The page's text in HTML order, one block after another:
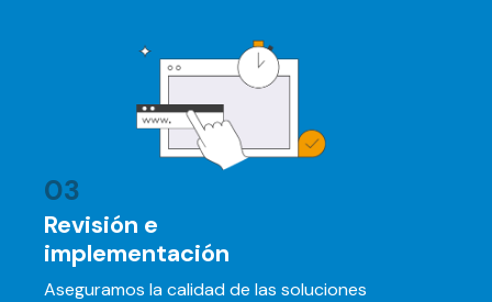
03
Revisión e
implementación
Aseguramos la calidad de las soluciones